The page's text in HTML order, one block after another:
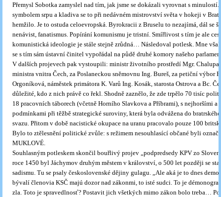
Přemysl Sobotka zamyslel nad tím, jak jsme se dokázali vyrovnat s
symbolem srpu a kladiva se to při nedávném mistrovství světa v hokeji v
hemžilo. Je to ostuda celoevropská. Byrokracii z Bruselu to nezajímá, dál se
nenávist, fanatismus. Popírání komunismu je tristní. Smířlivost s tím je ale
komunistická ideologie je stále stejně zrůdná… Následoval potlesk. Mne
se s tím sám ústavní činitel vypořádal na půdě druhé komory našeho
V dalších projevech pak vystoupili: ministr životního prostředí Mgr. Chalupa,
ministra vnitra Čech, za Poslaneckou sněmovnu Ing. Bureš, za petiční výbor
Orgoníková, náměstek primátora K. Varů Ing. Kosák, starosta Ostrova a Bc.
důležité, kdo z nich právě co řekl. Shodně zaznělo, že zde trpělo 70 tisíc
18 pracovních táborech (včetně Horního Slavkova a Příbrami), s nejhoršími a
podmínkami při těžbě strategické suroviny, která byla odvážena do
svazu. Přitom v době nacistické okupace na uranu pracovalo pouze 100
Bylo to ztělesnění politické zvůle: s režimem nesouhlasící občané byli
MUKLOVÉ.
Souhlasným potleskem skončil bouřlivý projev „podpredsedy KPV zo
roce 1450 byl Jáchymov druhým městem v království, o 500 let později se
sadismu. Tu se psaly československé dějiny gulagu. „Ale aká je to dnes
bývalí členovia KSČ majú dozor nad zákonmi, to isté sudci. To je
zla. Toto je spravedlnosť? Postavit jich všetkých mimo zákon bolo treba…